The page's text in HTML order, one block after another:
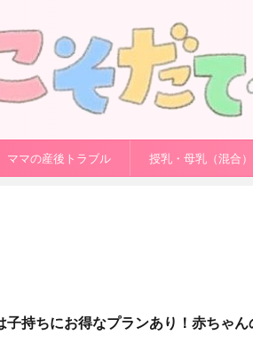
ママの産後トラブル 授乳・母乳（混合）
子持ちにお得なプランあり！赤ちゃん